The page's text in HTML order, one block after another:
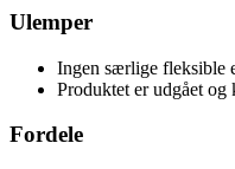
Ulemper
Ingen særlige fleksible
Produktet er udgået
Fordele